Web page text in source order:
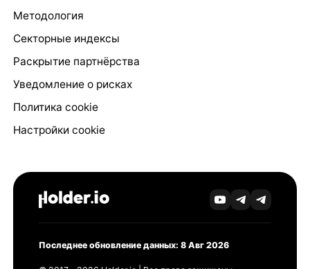
Методология
Секторные индексы
Раскрытие партнёрства
Уведомление о рисках
Политика cookie
Настройки cookie
Последнее обновление данных: 8 Авг 2026